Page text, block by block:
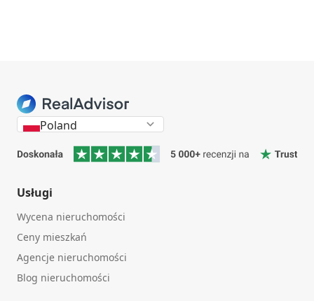
Poland
Usługi
Wycena nieruchomości
Ceny mieszkań
Agencje nieruchomości
Blog nieruchomości